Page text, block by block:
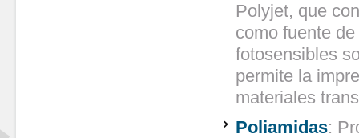
Polyjet, que
como fuente
fotosensibles
permite la
materiales
Poliamidas: